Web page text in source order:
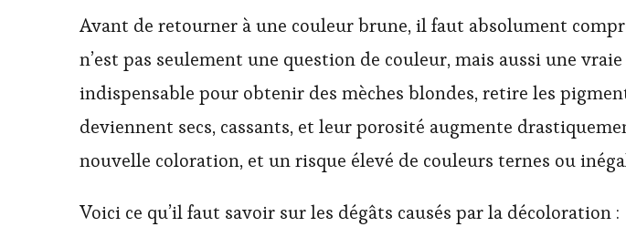
Avant de retourner à une couleur brune, il faut absolument
n’est pas seulement une question de couleur, mais aussi une
indispensable pour obtenir des mèches blondes, retire les
deviennent secs, cassants, et leur porosité augmente
nouvelle coloration, et un risque élevé de couleurs ternes ou
Voici ce qu’il faut savoir sur les dégâts causés par la décoloration :